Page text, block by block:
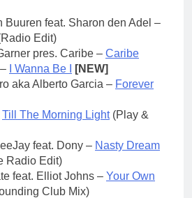
Buuren feat. Sharon den Adel –
Edit)
pres. Caribe – Caribe
I Wanna Be I
[NEW]
aka Alberto Garcia – Forever
Till The Morning Light(Play &
feat. Dony – Nasty Dream
Radio Edit)
feat. Elliot Johns – Your Own
Club Mix)